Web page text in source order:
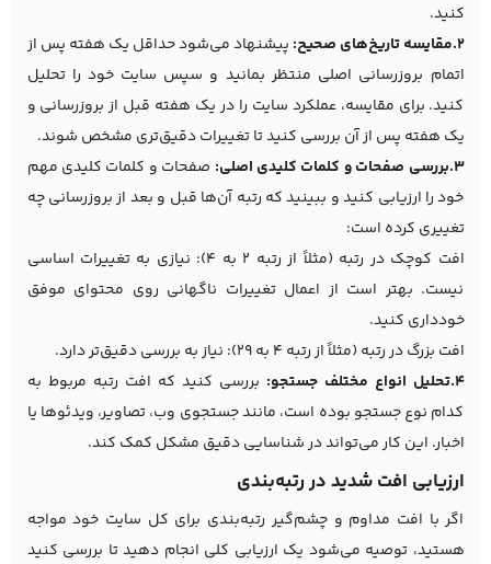
کنید.
2.مقایسه تاریخ‌های صحیح:
پیشنهاد می‌شود حداقل یک هفته پس از
اتمام بروزرسانی اصلی منتظر بمانید و سپس سایت خود را تحلیل
کنید. برای مقایسه، عملکرد سایت را در یک هفته قبل از بروزرسانی و
یک هفته پس از آن بررسی کنید تا تغییرات دقیق‌تری مشخص شوند.
3.بررسی صفحات و کلمات کلیدی اصلی:
صفحات و کلمات کلیدی مهم
خود را ارزیابی کنید و ببینید که رتبه آن‌ها قبل و بعد از بروزرسانی چه
تغییری کرده است:
افت کوچک در رتبه (مثلاً از رتبه ۲ به ۴): نیازی به تغییرات اساسی
نیست. بهتر است از اعمال تغییرات ناگهانی روی محتوای موفق
خودداری کنید.
افت بزرگ در رتبه (مثلاً از رتبه ۴ به ۲۹): نیاز به بررسی دقیق‌تر دارد.
4.تحلیل انواع مختلف جستجو:
بررسی کنید که افت رتبه مربوط به
کدام نوع جستجو بوده است، مانند جستجوی وب، تصاویر، ویدئوها یا
اخبار. این کار می‌تواند در شناسایی دقیق مشکل کمک کند.
ارزیابی افت شدید در رتبه‌بندی
اگر با افت مداوم و چشم‌گیر رتبه‌بندی برای کل سایت خود مواجه
هستید، توصیه می‌شود یک ارزیابی کلی انجام دهید تا بررسی کنید